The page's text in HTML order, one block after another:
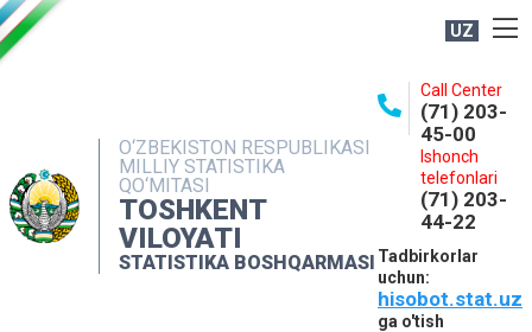
UZ
O‘ZBEKISTON RESPUBLIKASI
MILLIY STATISTIKA
QO‘MITASI
TOSHKENT
VILOYATI
STATISTIKA BOSHQARMASI
Call Center
(71) 203-
45-00
Ishonch
telefonlari
(71) 203-
44-22
Tadbirkorlar
uchun:
hisobot.stat.uz
ga o'tish
NASHRLAR
INTERAKTIV XIZMATLAR
MATBUOT XIZMATI